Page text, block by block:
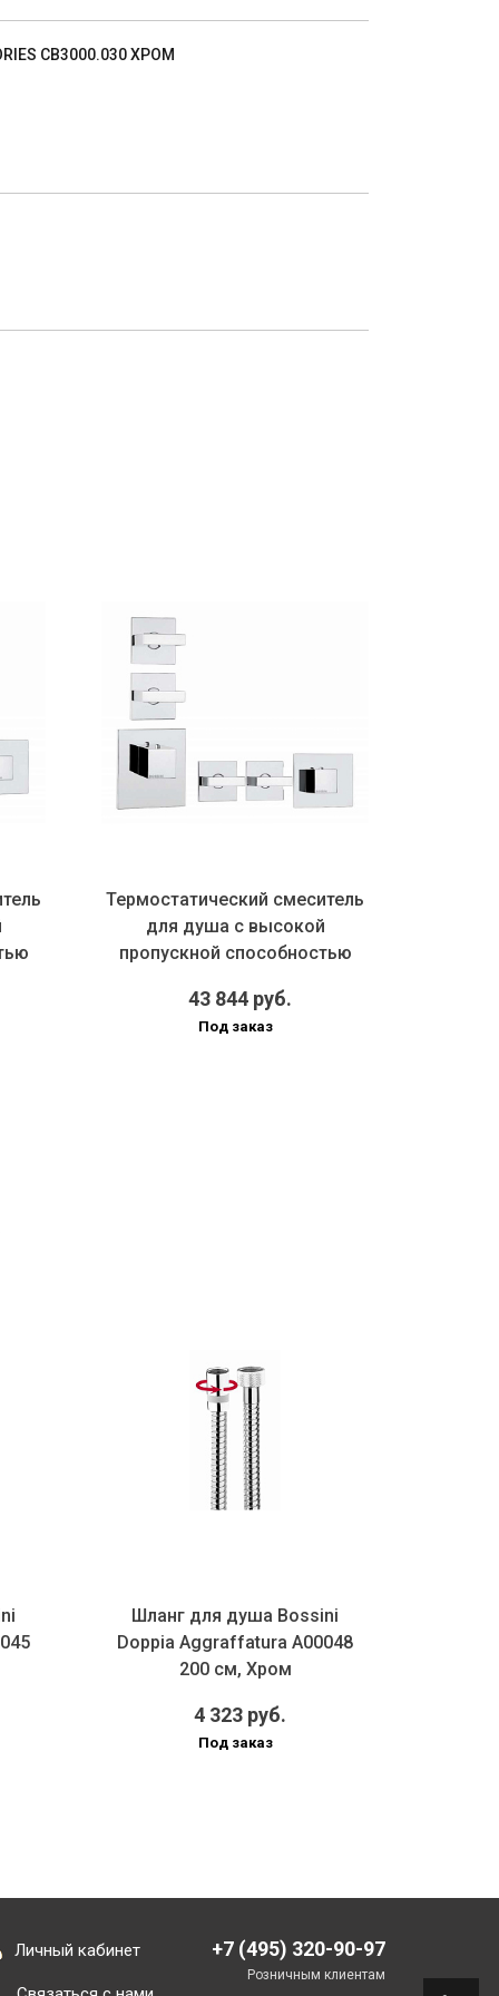
CB3000.030 ХРОМ
Термостатический смеситель
для душа с высокой
пропускной способностью
43 844 руб.
Под заказ
Шланг для душа Bossini
Doppia Aggraffatura A00048
200 см, Хром
4 323 руб.
Под заказ
Личный кабинет +7 (495) 320-90-97
Розничным клиентам